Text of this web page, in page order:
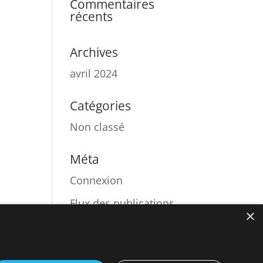
Commentaires
récents
Archives
avril 2024
Catégories
Non classé
Méta
Connexion
Flux des publications
×